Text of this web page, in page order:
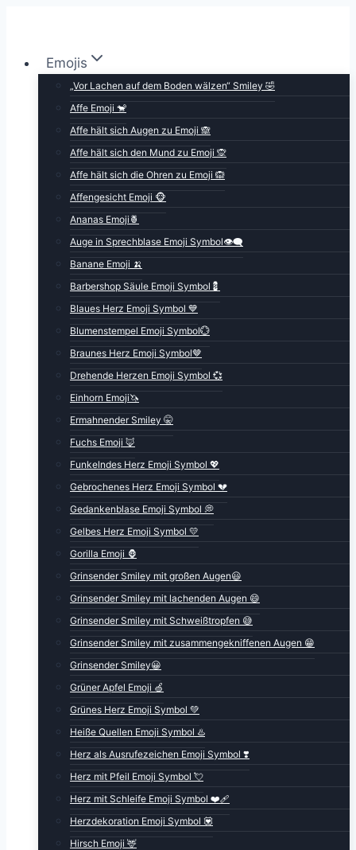
springenEmojis
„Vor Lachen auf dem Boden wälzen“ Smiley 🤣
Affe Emoji 🐒
Affe hält sich Augen zu Emoji 🙈
Affe hält sich den Mund zu Emoji 🙊
Affe hält sich die Ohren zu Emoji 🙉
Affengesicht Emoji 🐵
Ananas Emoji🍍
Auge in Sprechblase Emoji Symbol👁️‍🗨️
Banane Emoji 🍌
Barbershop Säule Emoji Symbol💈
Blaues Herz Emoji Symbol 💙
Blumenstempel Emoji Symbol💮
Braunes Herz Emoji Symbol🤎
Drehende Herzen Emoji Symbol 💞
Einhorn Emoji🦄
Ermahnender Smiley 🤫
Fuchs Emoji 🦊
Funkelndes Herz Emoji Symbol 💖
Gebrochenes Herz Emoji Symbol 💔
Gedankenblase Emoji Symbol 💭
Gelbes Herz Emoji Symbol 💛
Gorilla Emoji 🦍
Grinsender Smiley mit großen Augen😃
Grinsender Smiley mit lachenden Augen 😄
Grinsender Smiley mit Schweißtropfen 😅
Grinsender Smiley mit zusammengekniffenen Augen 😁
Grinsender Smiley😀
Grüner Apfel Emoji 🍏
Grünes Herz Emoji Symbol 💚
Heiße Quellen Emoji Symbol ♨️
Herz als Ausrufezeichen Emoji Symbol ❣️
Herz mit Pfeil Emoji Symbol 💘
Herz mit Schleife Emoji Symbol ❤️‍🩹
Herzdekoration Emoji Symbol 💟
Hirsch Emoji 🦌